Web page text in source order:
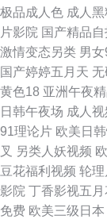
极品成人色 成人
片影院 国产精品
激情变态另类 男
国产婷婷五月天
黄色18 亚洲午夜
日韩午夜场 成人
91理论片 欧美日
叉 另类人妖视频
豆花福利视频 轮理
影院 丁香影视五月
免费 欧美三级日本